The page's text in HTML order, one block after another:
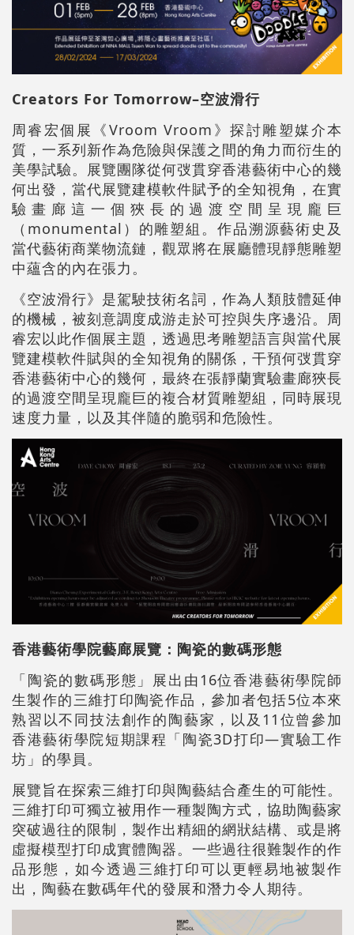
Creators For Tomorrow–空波滑行
周睿宏個展《Vroom Vroom》探討雕塑媒介本
質，一系列新作為危險與保護之間的角力而衍生的
美學試驗。展覽團隊從何弢貫穿香港藝術中心的幾
何出發，當代展覽建模軟件賦予的全知視角，在實
驗畫廊這一個狹長的過渡空間呈現龐巨
（monumental）的雕塑組。作品溯源藝術史及
當代藝術商業物流鏈，觀眾將在展廳體現靜態雕塑
中蘊含的內在張力。
《空波滑行》是駕駛技術名詞，作為人類肢體延伸
的機械，被刻意調度成游走於可控與失序邊沿。周
睿宏以此作個展主題，透過思考雕塑語言與當代展
覽建模軟件賦與的全知視角的關係，干預何弢貫穿
香港藝術中心的幾何，最終在張靜蘭實驗畫廊狹長
的過渡空間呈現龐巨的複合材質雕塑組，同時展現
速度力量，以及其伴隨的脆弱和危險性。
香港藝術學院藝廊展覽 ： 陶瓷的數碼形態
「陶瓷的數碼形態」展出由16位香港藝術學院師
生製作的三維打印陶瓷作品，參加者包括5位本來
熟習以不同技法創作的陶藝家，以及11位曾參加
香港藝術學院短期課程「陶瓷3D打印—實驗工作
坊」的學員。
展覽旨在探索三維打印與陶藝結合產生的可能性。
三維打印可獨立被用作一種製陶方式，協助陶藝家
突破過往的限制，製作出精細的網狀結構、或是將
虛擬模型打印成實體陶器。一些過往很難製作的作
品形態，如今透過三維打印可以更輕易地被製作
出，陶藝在數碼年代的發展和潛力令人期待。